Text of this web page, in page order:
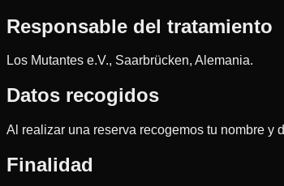
Responsable del tratamiento
Los Mutantes e.V., Saarbrücken, Alemania.
Datos recogidos
Al realizar una reserva recogemos tu nombre y
Finalidad